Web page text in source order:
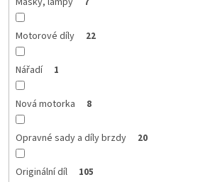
Motorové díly 22
Nářadí 1
Nová motorka 8
Opravné sady a díly brzdy 20
Originální díl 105